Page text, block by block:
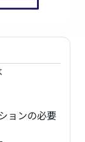
ョンの必要